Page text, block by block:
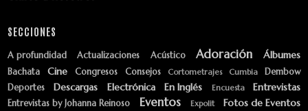
SECCIONES
A profundidad Actualizaciones Acústico Adoración Álbumes
Bachata Cine Congresos Consejos Cortometrajes Cumbia
Dembow
Deportes
Descargas Electrónica En Inglés Encuesta Entrevistas
Entrevistas by Johanna Reinoso Eventos Expolit
Fotos de Eventos